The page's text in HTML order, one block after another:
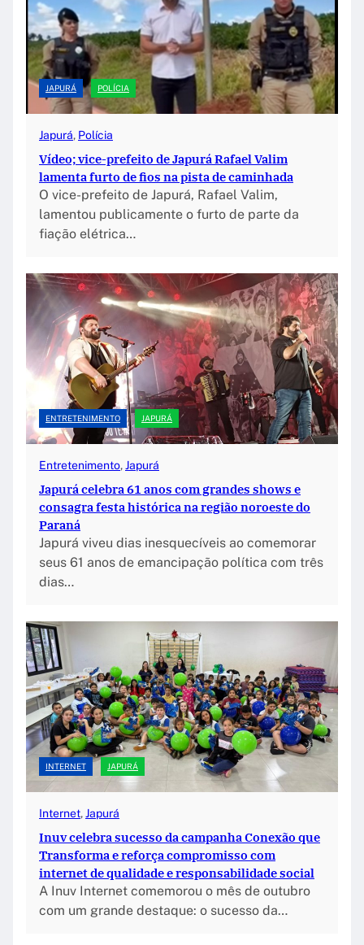
JAPURÁ POLÍCIA
Japurá, Polícia
Vídeo; vice-prefeito de Japurá Rafael Valim
lamenta furto de fios na pista de caminhada
O vice-prefeito de Japurá, Rafael Valim,
lamentou publicamente o furto de parte da
fiação elétrica…
ENTRETENIMENTO JAPURÁ
Entretenimento, Japurá
Japurá celebra 61 anos com grandes shows e
consagra festa histórica na região noroeste do
Paraná
Japurá viveu dias inesquecíveis ao comemorar
seus 61 anos de emancipação política com três
dias…
INTERNET JAPURÁ
Internet, Japurá
Inuv celebra sucesso da campanha Conexão que
Transforma e reforça compromisso com
internet de qualidade e responsabilidade social
A Inuv Internet comemorou o mês de outubro
com um grande destaque: o sucesso da…